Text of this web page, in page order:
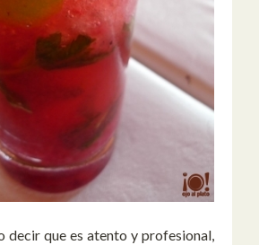
decir que es atento y profesional,